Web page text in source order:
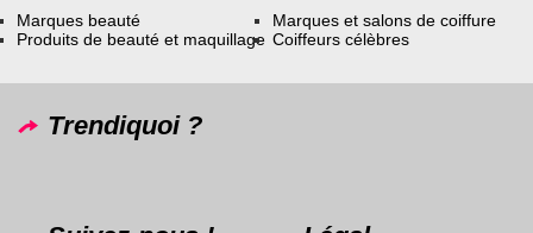
Marques beauté
Produits de beauté et maquillage
Marques et salons de coiffure
Coiffeurs célèbres
Trendiquoi ?